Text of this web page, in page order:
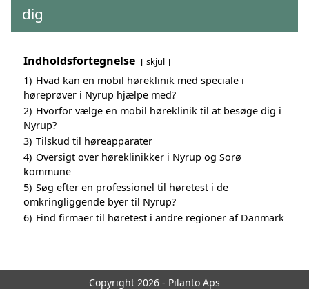
dig
Indholdsfortegnelse skjul
1) Hvad kan en mobil høreklinik med speciale i
høreprøver i Nyrup hjælpe med?
2) Hvorfor vælge en mobil høreklinik til at besøge dig i
Nyrup?
3) Tilskud til høreapparater
4) Oversigt over høreklinikker i Nyrup og Sorø
kommune
5) Søg efter en professionel til høretest i de
omkringliggende byer til Nyrup?
6) Find firmaer til høretest i andre regioner af Danmark
Copyright 2026 - Pilanto Aps